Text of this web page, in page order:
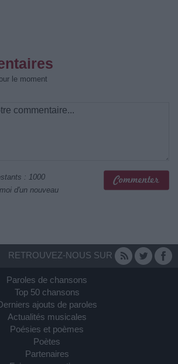
le moment
: 1000
d'un nouveau
RETROUVEZ-NOUS SUR
Paroles de chansons
Top 50 chansons
ajouts de paroles
Actualités musicales
Poésies et poèmes
Poètes
Partenaires